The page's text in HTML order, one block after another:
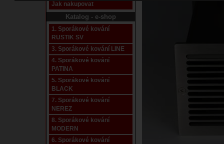
Jak nakupovat
Katalog - e-shop
1. Sporákové kování
RUSTIK SV
3. Sporákové kování LINE
4. Sporákové kování
PATINA
5. Sporákové kování
BLACK
7. Sporákové kování
NEREZ
8. Sporákové kování
MODERN
6. Sporákové kování